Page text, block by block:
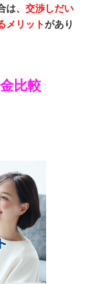
は、交渉しだい
メリットがあり
比較